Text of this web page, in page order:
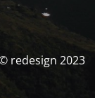
redesign 2023